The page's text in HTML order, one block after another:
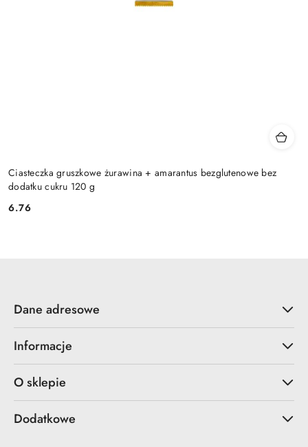
Ciasteczka gruszkowe żurawina + amarantus bezglutenowe bez
dodatku cukru 120 g
Cena:
6.76
Dane adresowe
Informacje
O sklepie
Dodatkowe